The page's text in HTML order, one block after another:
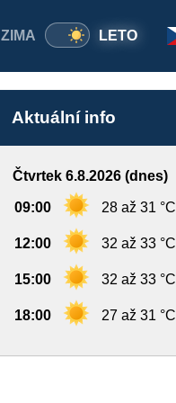
ZIMA LETO
Aktuální info
Čtvrtek 6.8.2026 (dnes)
09:00 28 až 31 °C
12:00 32 až 33 °C
15:00 32 až 33 °C
18:00 27 až 31 °C